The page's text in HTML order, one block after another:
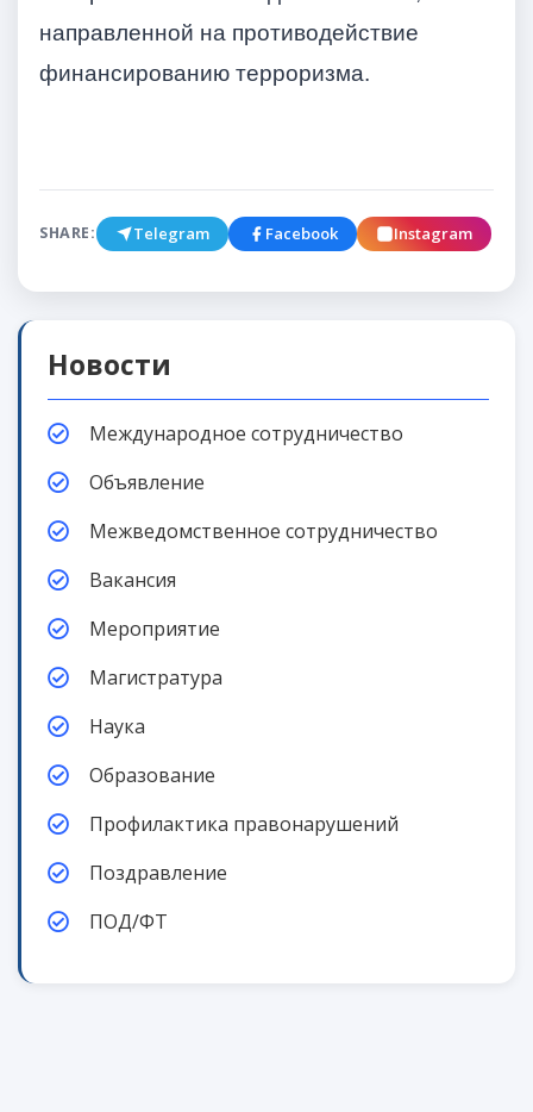
направленной на противодействие
финансированию терроризма.
SHARE: Telegram Facebook Instagram
Новости
Международное сотрудничество
Объявление
Межведомственное сотрудничество
Вакансия
Мероприятие
Магистратура
Наука
Образование
Профилактика правонарушений
Поздравление
ПОД/ФТ